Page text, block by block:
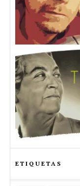
ETIQUETAS